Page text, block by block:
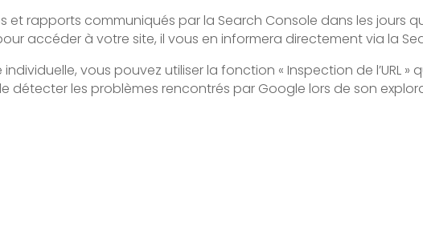
et rapports communiqués par la Search Console dans les jours
accéder à votre site, il vous en informera directement via la
vous pouvez utiliser la fonction « Inspection de l’URL »
détecter les problèmes rencontrés par Google lors de son